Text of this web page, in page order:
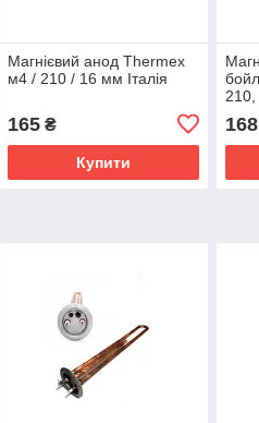
Магнієвий анод Thermex
м4 / 210 / 16 мм Італія
165₴
Купити
168